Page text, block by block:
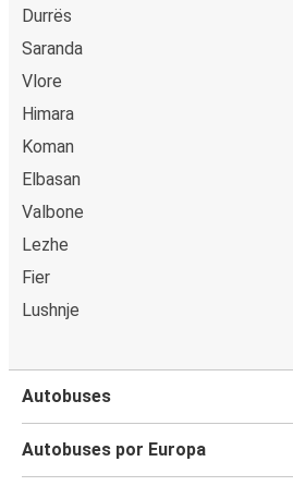
Durrës
Saranda
Vlore
Himara
Koman
Elbasan
Valbone
Lezhe
Fier
Lushnje
Autobuses
Autobuses por Europa